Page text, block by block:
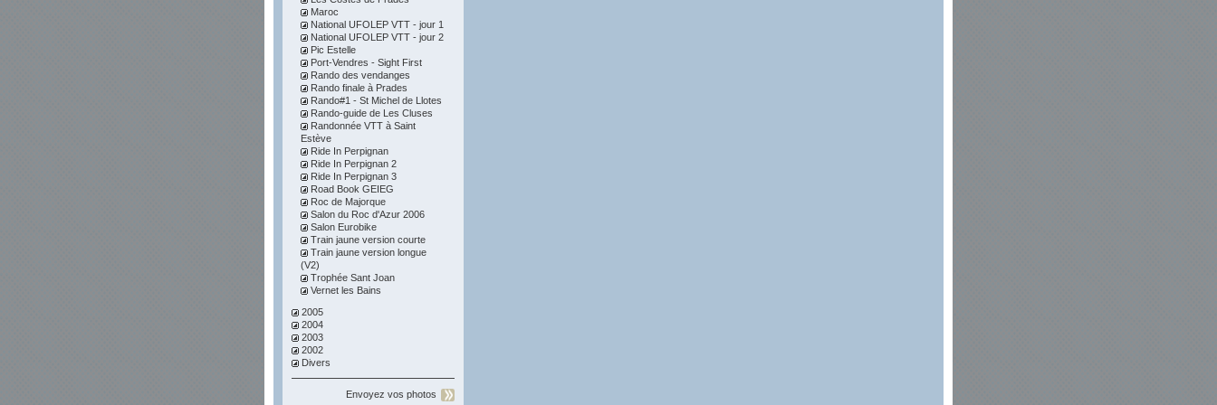
Maroc
National UFOLEP VTT - jour 1
National UFOLEP VTT - jour 2
Pic Estelle
Port-Vendres - Sight First
Rando des vendanges
Rando finale à Prades
Rando#1 - St Michel de Llotes
Rando-guide de Les Cluses
Randonnée VTT à Saint
Estève
Ride In Perpignan
Ride In Perpignan 2
Ride In Perpignan 3
Road Book GEIEG
Roc de Majorque
Salon du Roc d'Azur 2006
Salon Eurobike
Train jaune version courte
Train jaune version longue
(V2)
Trophée Sant Joan
Vernet les Bains
2005
2004
2003
2002
Divers
Envoyez vos photos